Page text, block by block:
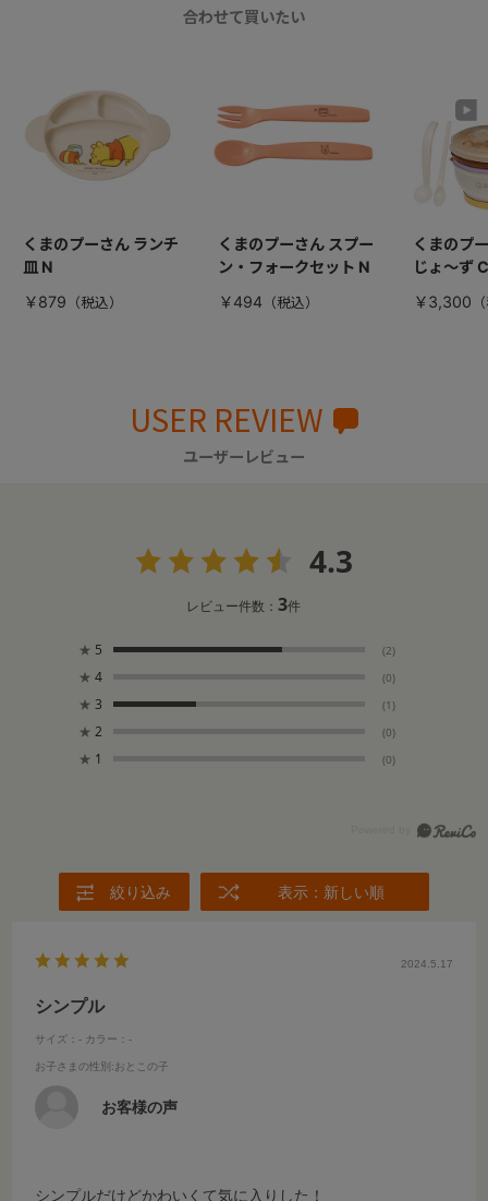
合わせて買いたい
くまのプーさん ランチ
皿 N
￥879
くまのプーさん スプー
ン・フォークセット N
￥494
くまのプ
じょ～ず
￥3,300
USER REVIEW
ユーザーレビュー
4.3
レビュー件数：3件
★ 5 (2)
★ 4 (0)
★ 3 (1)
★ 2 (0)
★ 1 (0)
絞り込み 表示：新しい順
2024.5.17
シンプル
サイズ：- カラー：-
お子さまの性別 :おとこの子
お客様の声
シンプルだけどかわいくて気に入りした！